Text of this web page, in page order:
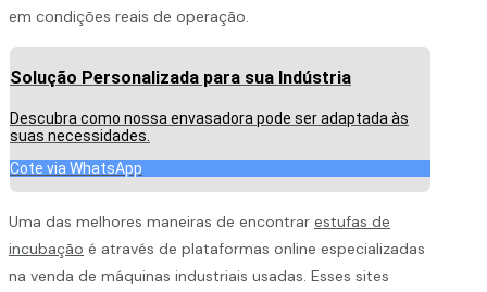
em condições reais de operação.
Solução Personalizada para sua Indústria
Descubra como nossa envasadora pode ser adaptada às
suas necessidades.
Cote via WhatsApp
Uma das melhores maneiras de encontrar estufas de
incubação é através de plataformas online especializadas
na venda de máquinas industriais usadas. Esses sites